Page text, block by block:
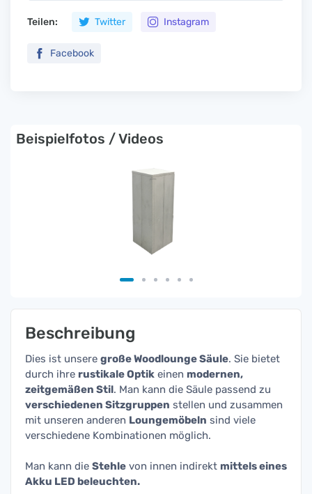
Teilen: Twitter Instagram
Facebook
Beispielfotos / Videos
Beschreibung
Dies ist unsere große Woodlounge Säule. Sie bietet
durch ihre rustikale Optik einen modernen,
zeitgemäßen Stil. Man kann die Säule passend zu
verschiedenen Sitzgruppen stellen und zusammen
mit unseren anderen Loungemöbeln sind viele
verschiedene Kombinationen möglich.
Man kann die Stehle von innen indirekt mittels eines
Akku LED beleuchten.